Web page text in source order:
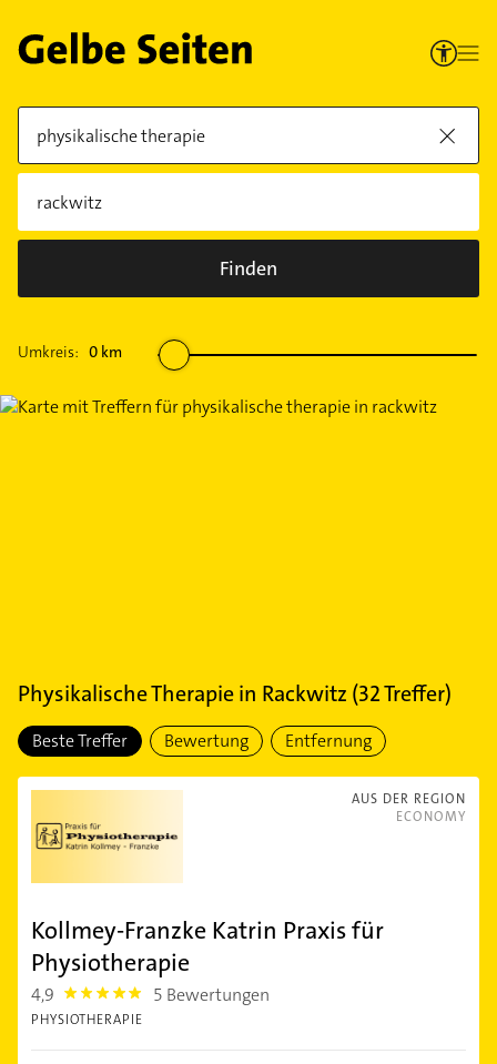
Finden
Umkreis: 0 km
Physikalische Therapiein Rackwitz (32Treffer)
Beste Treffer Bewertung Entfernung
AUS DER REGION
ECONOMY
Kollmey-Franzke Katrin Praxis für
Physiotherapie
4,9 4.9 5 Bewertungen
PHYSIOTHERAPIE